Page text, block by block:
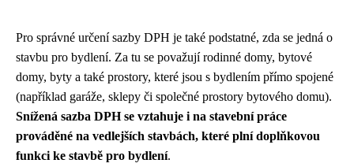
Pro správné určení sazby DPH je také podstatné, zda se jedná o
stavbu pro bydlení. Za tu se považují rodinné domy, bytové
domy, byty a také prostory, které jsou s bydlením přímo spojené
(například garáže, sklepy či společné prostory bytového domu).
Snížená sazba DPH se vztahuje i na stavební práce
prováděné na vedlejších stavbách, které plní doplňkovou
funkci ke stavbě pro bydlení.